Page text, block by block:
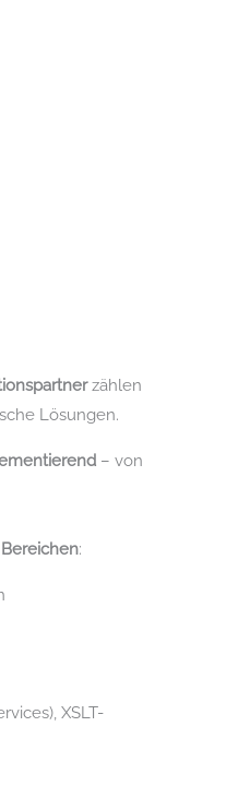
zählen
Lösungen.
– von
:
XSLT-